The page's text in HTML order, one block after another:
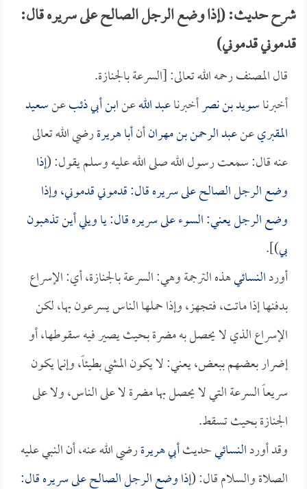
شرح حديث: (إذا وضع الرجل الصالح على سريره قال:
قدموني قدموني)
قال المصنف رحمه الله تعالى: [السرعة بالجنازة.
أخبرناسويد بن نصرأخبرناعبد اللهعنابن أبي ذئبعنسعيد
المقبريعنعبد الرحمن بن مهرانأنأبا هريرةرضي الله تعالى
عنه قال: سمعت رسول الله صلى الله عليه وسلم يقول: (إذا
وضع الرجل الصالح على سريره قال: قدموني قدموني، وإذا
وضع الرجل يعني: السوء على سريره قال: يا ويلي أين تذهبون
بي)].
أوردالنسائيهذه الترجمة وهي: السرعة بالجنازة، أي: الإسراع
بدفنها إذا ماتت، فتجهز، وإذا حملها الناس يسرعون بها، لكن
الإسراع الذي لا يحصل به مضرة بحيث يصير فيه سقوطها، أو
إضرار بعضهم ببعض، يعني: لا يكون المشي بطيئاً، وإنما يكون
سريعاً السرعة التي لا يحصل بها مضرة لا على الناس، ولا على
الجنازة بحيث تسقط.
وقد أوردالنسائيحديثأبي هريرةرضي الله عنه، أن النبي عليه
الصلاة والسلام قال: (إذا وضع الرجل الصالح على سريره قال: